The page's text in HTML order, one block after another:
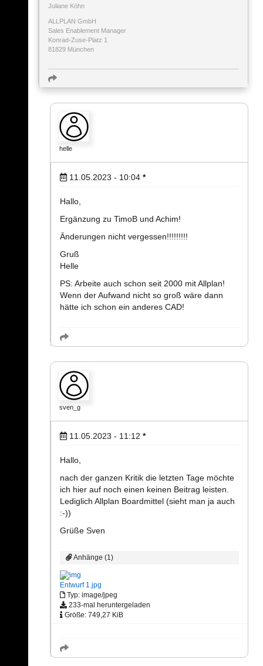
Juliane Köhn
ALLPLAN GmbH
Sales Enablement Manager
Konrad-Zuse-Platz 1
81829 München
helle
11.05.2023 - 10:04 *
Hallo,
Ergänzung zu TimoB und Achim!
Änderungen nicht vergessen!!!!!!!!!
Gruß
Helle
PS: Arbeite auch schon seit 2000 mit Allplan!
Wenn der Aufwand nicht so groß wäre dann
hätte ich schon ein anderes CAD!
sven_g
11.05.2023 - 11:12 *
Hallo,
nach der ganzen Kritik die letzten Tage möchte
ich hier auf noch einen keinen Beitrag leisten.
Lediglich Allplan Boardmittel (sieht man ja auch
:-))
Grüße Sven
Anhänge (1)
Entwurf 1.jpg
Typ: image/jpeg
233-mal heruntergeladen
Größe: 749,27 KiB